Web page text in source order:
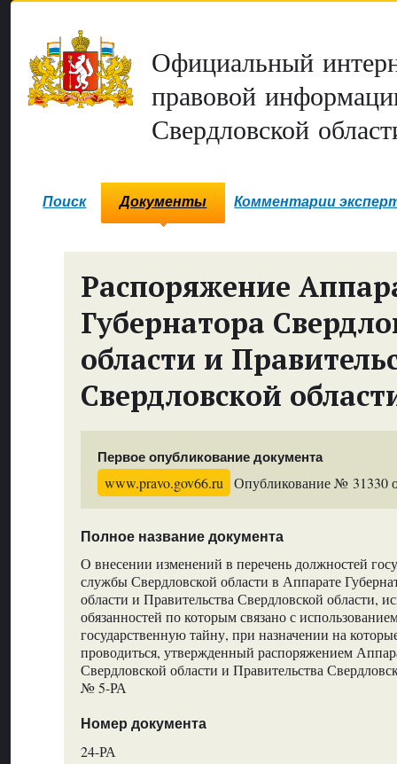
Официальный
правовой
Свердловской
Поиск Документы Комментарии
Распоряжение
Губернатора
области и
Свердловской
Первое опубликование документа
www.pravo.gov66.ru Опубликование № 31330
Полное название документа
О внесении изменений в перечень должностей
службы Свердловской области в Аппарате
области и Правительства Свердловской области,
обязанностей по которым связано с
государственную тайну, при назначении на
проводиться, утвержденный распоряжением
Свердловской области и Правительства
№ 5-РА
Номер документа
24-РА